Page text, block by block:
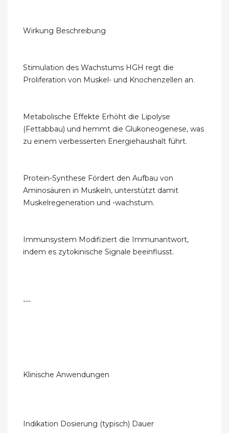
Wirkung Beschreibung
Stimulation des Wachstums HGH regt die
Proliferation von Muskel- und Knochenzellen an.
Metabolische Effekte Erhöht die Lipolyse
(Fettabbau) und hemmt die Glukoneogenese, was
zu einem verbesserten Energiehaushalt führt.
Protein-Synthese Fördert den Aufbau von
Aminosäuren in Muskeln, unterstützt damit
Muskelregeneration und -wachstum.
Immunsystem Modifiziert die Immunantwort,
indem es zytokinische Signale beeinflusst.
---
Klinische Anwendungen
Indikation Dosierung (typisch) Dauer